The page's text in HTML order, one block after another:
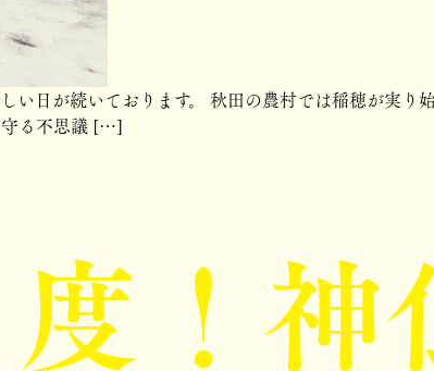
日が続いております。 秋田の農村では稲穂が実り
守る不思議 […]
！神